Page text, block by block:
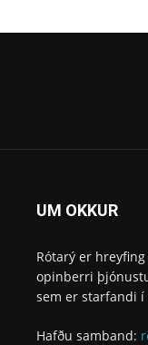
UM OKKUR
Rótarý er
opinberri
sem er starfandi
Hafðu samband: